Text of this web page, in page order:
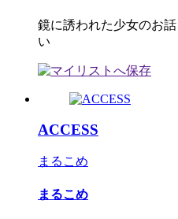
鏡に誘われた少女のお
い
ACCESS
まるこめ
まるこめ